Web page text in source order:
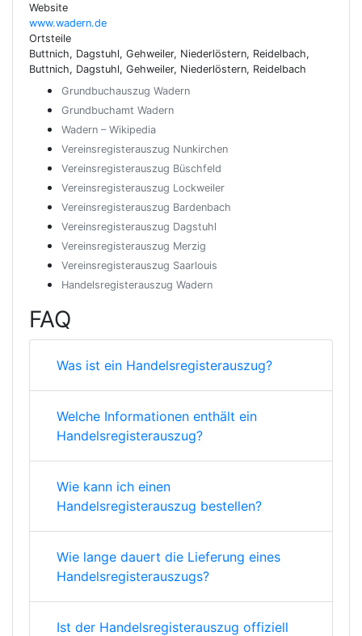
Website
www.wadern.de
Ortsteile
Buttnich, Dagstuhl, Gehweiler, Niederlöstern, Reidelbach,
Buttnich, Dagstuhl, Gehweiler, Niederlöstern, Reidelbach
Grundbuchauszug Wadern
Grundbuchamt Wadern
Wadern – Wikipedia
Vereinsregisterauszug Nunkirchen
Vereinsregisterauszug Büschfeld
Vereinsregisterauszug Lockweiler
Vereinsregisterauszug Bardenbach
Vereinsregisterauszug Dagstuhl
Vereinsregisterauszug Merzig
Vereinsregisterauszug Saarlouis
Handelsregisterauszug Wadern
FAQ
Was ist ein Handelsregisterauszug?
Welche Informationen enthält ein
Handelsregisterauszug?
Wie kann ich einen
Handelsregisterauszug bestellen?
Wie lange dauert die Lieferung eines
Handelsregisterauszugs?
Ist der Handelsregisterauszug offiziell